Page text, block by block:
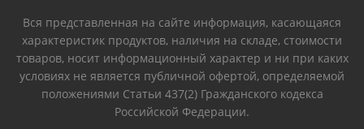
Вся представленная на сайте информация, касающаяся
характеристик продуктов, наличия на складе, стоимости
товаров, носит информационный характер и ни при каких
условиях не является публичной офертой, определяемой
положениями Статьи 437(2) Гражданского кодекса
Российской Федерации.